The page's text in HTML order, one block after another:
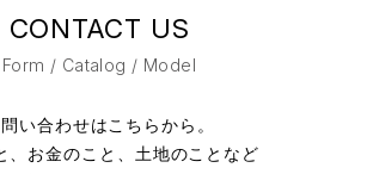
CONTACT US
Form / Catalog / Model
い合わせはこちらから。
、お金のこと、土地のことなど